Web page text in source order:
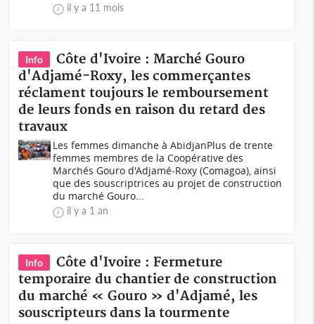
il y a 11 mois
Info
Côte d'Ivoire : Marché Gouro
d'Adjamé-Roxy, les commerçantes
réclament toujours le remboursement
de leurs fonds en raison du retard des
travaux
Les femmes dimanche à AbidjanPlus de trente
femmes membres de la Coopérative des
Marchés Gouro d'Adjamé-Roxy (Comagoa), ainsi
que des souscriptrices au projet de construction
du marché Gouro...
il y a 1 an
Info
Côte d'Ivoire : Fermeture
temporaire du chantier de construction
du marché « Gouro » d'Adjamé, les
souscripteurs dans la tourmente